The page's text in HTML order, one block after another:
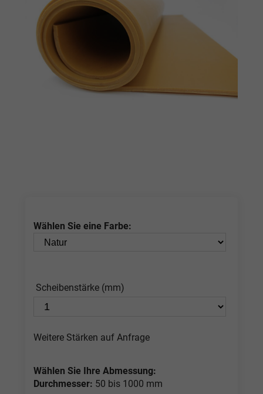
Wählen Sie eine Farbe:
Scheibenstärke (mm)
Weitere Stärken auf Anfrage
Wählen Sie Ihre Abmessung:
Durchmesser: 50 bis 1000 mm